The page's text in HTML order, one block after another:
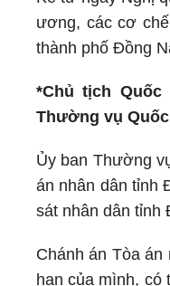
ương, các cơ
thành phố Đồng
*Chủ tịch Quốc
Thường vụ
Ủy ban Thường
án nhân dân tỉnh
sát nhân dân tỉnh
Chánh án Tòa
hạn của mình, có